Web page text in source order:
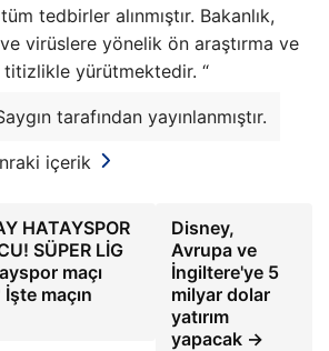
tedbirler alınmıştır. Bakanlık,
virüslere yönelik ön araştırma ve
titizlikle yürütmektedir. “
tarafından yayınlanmıştır.
içerik
HATAYSPOR
SÜPER LİG
maçı
maçın
Disney,
Avrupa ve
İngiltere'ye 5
milyar dolar
yatırım
yapacak →